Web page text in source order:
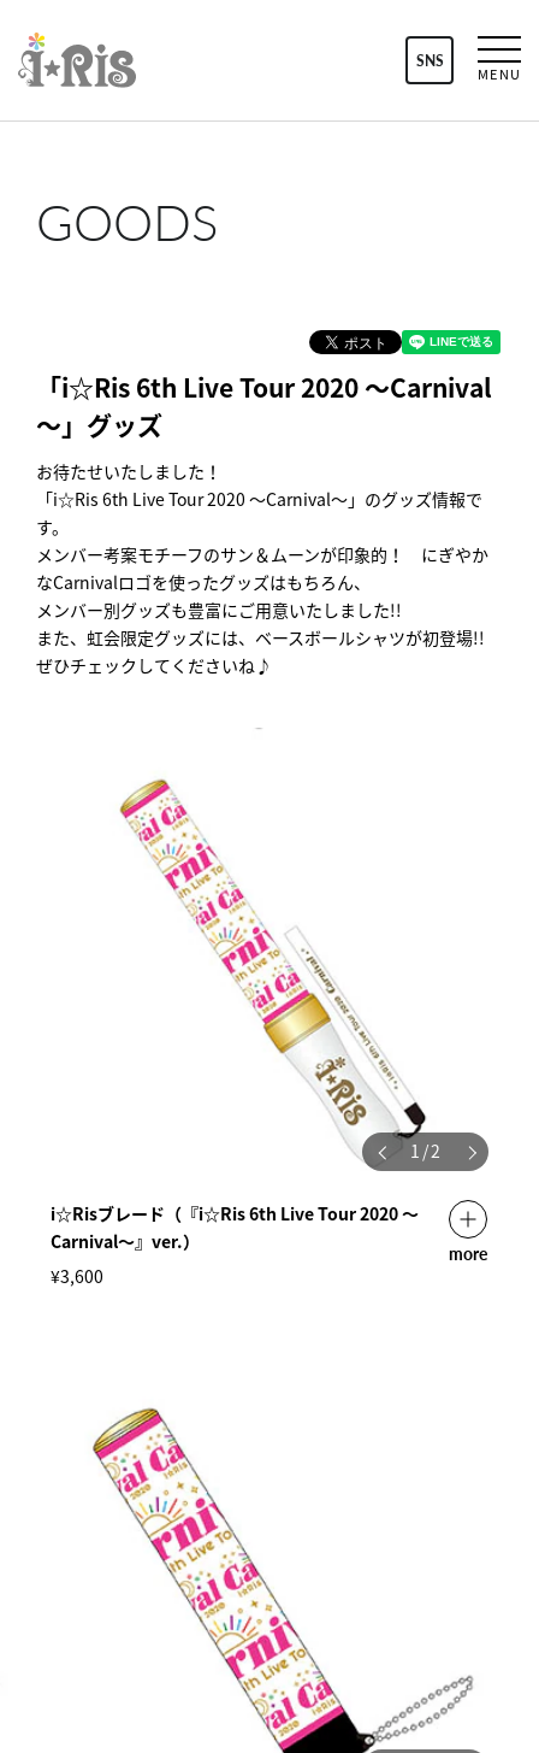
SNS
MENU
GOODS
「i☆Ris 6th Live Tour 2020 ～Carnival
～」グッズ
お待たせいたしました！
「i☆Ris 6th Live Tour 2020 ～Carnival～」のグッズ情報で
す。
メンバー考案モチーフのサン＆ムーンが印象的！ にぎやか
なCarnivalロゴを使ったグッズはもちろん、
メンバー別グッズも豊富にご用意いたしました!!
また、虹会限定グッズには、ベースボールシャツが初登場!!
ぜひチェックしてくださいね♪
1 /2
i☆Risブレード（『i☆Ris 6th Live Tour 2020 ～
Carnival～』ver.）
¥3,600
more